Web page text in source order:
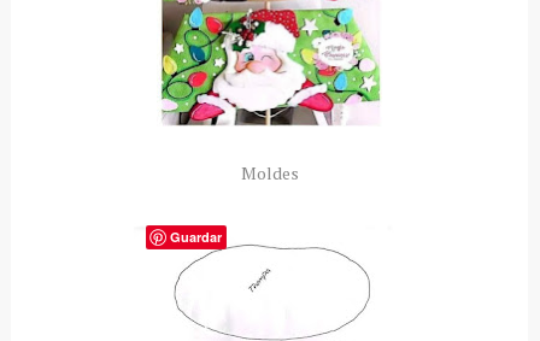
Moldes
Guardar